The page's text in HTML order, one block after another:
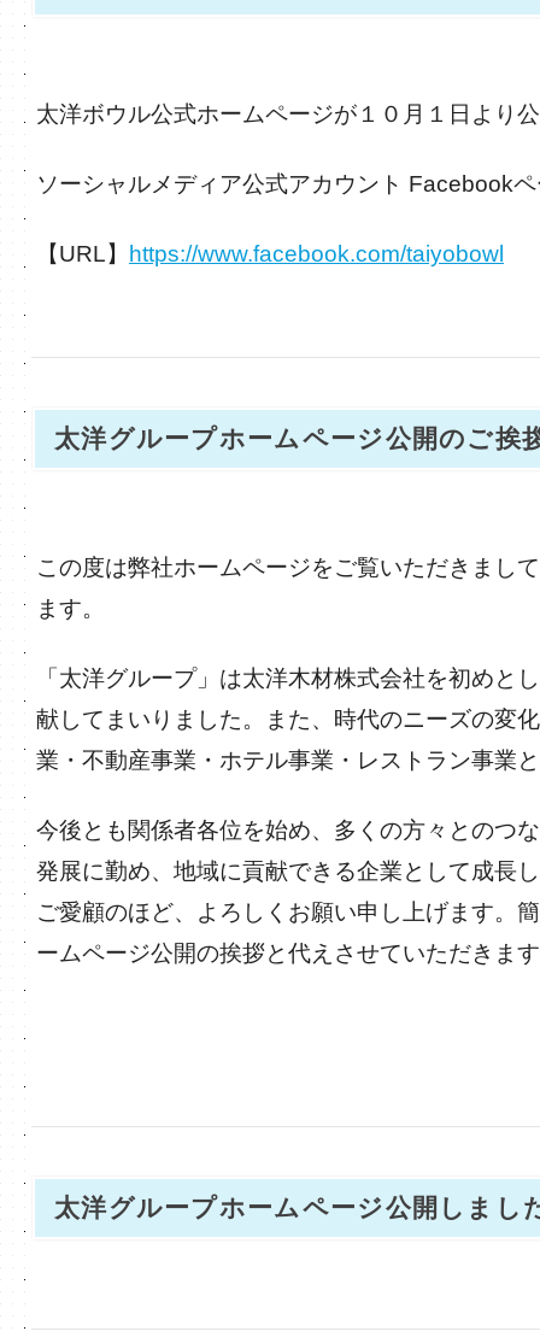
太洋ボウル公式ホームページが１０月１日より
ソーシャルメディア公式アカウント Facebook
【URL】 https://www.facebook.com/taiyobowl
太洋グループホームページ公開のご挨
この度は弊社ホームページをご覧いただきまし
ます。
「太洋グループ」は太洋木材株式会社を初めと
献してまいりました。また、時代のニーズの変
業・不動産事業・ホテル事業・レストラン事業
今後とも関係者各位を始め、多くの方々とのつ
発展に勤め、地域に貢献できる企業として成長
ご愛顧のほど、よろしくお願い申し上げます。
ームページ公開の挨拶と代えさせていただきま
太洋グループホームページ公開しまし